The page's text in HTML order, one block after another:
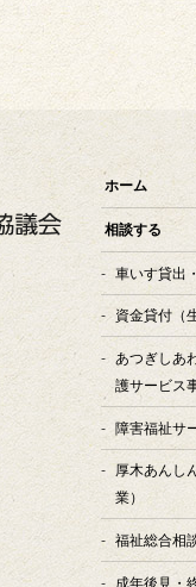
ホーム
相談する
車いす貸出
資金貸付（
あつぎしあ
護サービス
障害福祉サ
厚木あんし
業）
福祉総合相
成年後見・